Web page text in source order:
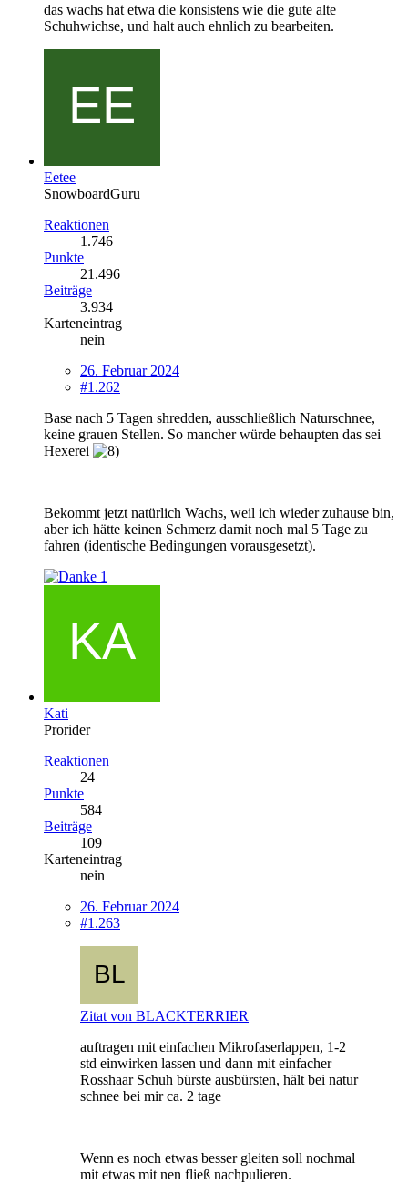
das wachs hat etwa die konsistens wie die gute alte
Schuhwichse, und halt auch ehnlich zu bearbeiten.
Eetee
SnowboardGuru
Reaktionen
1.746
Punkte
21.496
Beiträge
3.934
Karteneintrag
nein
26. Februar 2024
#1.262
Base nach 5 Tagen shredden, ausschließlich Naturschnee,
keine grauen Stellen. So mancher würde behaupten das sei
Hexerei
Bekommt jetzt natürlich Wachs, weil ich wieder zuhause bin,
aber ich hätte keinen Schmerz damit noch mal 5 Tage zu
fahren (identische Bedingungen vorausgesetzt).
1
Kati
Prorider
Reaktionen
24
Punkte
584
Beiträge
109
Karteneintrag
nein
26. Februar 2024
#1.263
Zitat von BLACKTERRIER
auftragen mit einfachen Mikrofaserlappen, 1-2
std einwirken lassen und dann mit einfacher
Rosshaar Schuh bürste ausbürsten, hält bei natur
schnee bei mir ca. 2 tage
Wenn es noch etwas besser gleiten soll nochmal
mit etwas mit nen fließ nachpulieren.